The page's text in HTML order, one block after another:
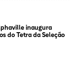
inaugura
do Tetra da Seleção